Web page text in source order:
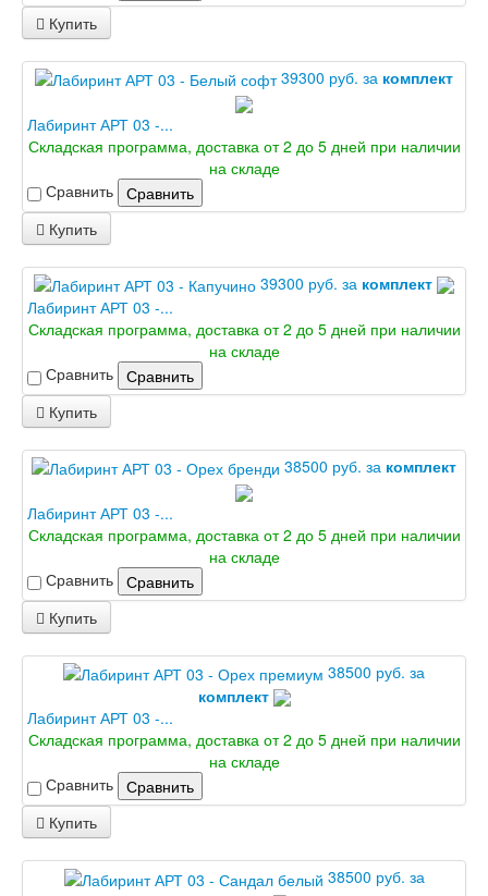
Купить
39300 руб. за комплект
Лабиринт АРТ 03 -...
Складская программа, доставка от 2 до 5 дней при наличии
на складе
Сравнить Сравнить
Купить
39300 руб. за комплект
Лабиринт АРТ 03 -...
Складская программа, доставка от 2 до 5 дней при наличии
на складе
Сравнить Сравнить
Купить
38500 руб. за комплект
Лабиринт АРТ 03 -...
Складская программа, доставка от 2 до 5 дней при наличии
на складе
Сравнить Сравнить
Купить
38500 руб. за
комплект
Лабиринт АРТ 03 -...
Складская программа, доставка от 2 до 5 дней при наличии
на складе
Сравнить Сравнить
Купить
38500 руб. за